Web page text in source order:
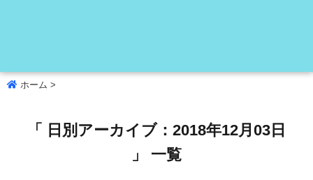
ホーム >
「 日別アーカイブ：2018年12月03日
」 一覧